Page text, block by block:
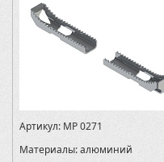
Артикул: MP 0271
Материалы:алюминий